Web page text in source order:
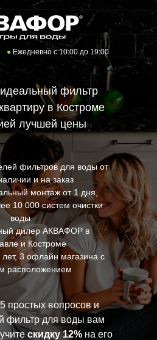
● Ежедневно с 10:00 до 19:00
фильтр
в Костроме
лучшей цены
фильтров для воды от
и на заказ
монтаж от 1 дня,
10 000 систем очистки
воды
дилер АКВАФОР в
и Костроме
3 офлайн магазина с
расположением
простых вопросов и
фильтр для воды вам
скидку 12% на его